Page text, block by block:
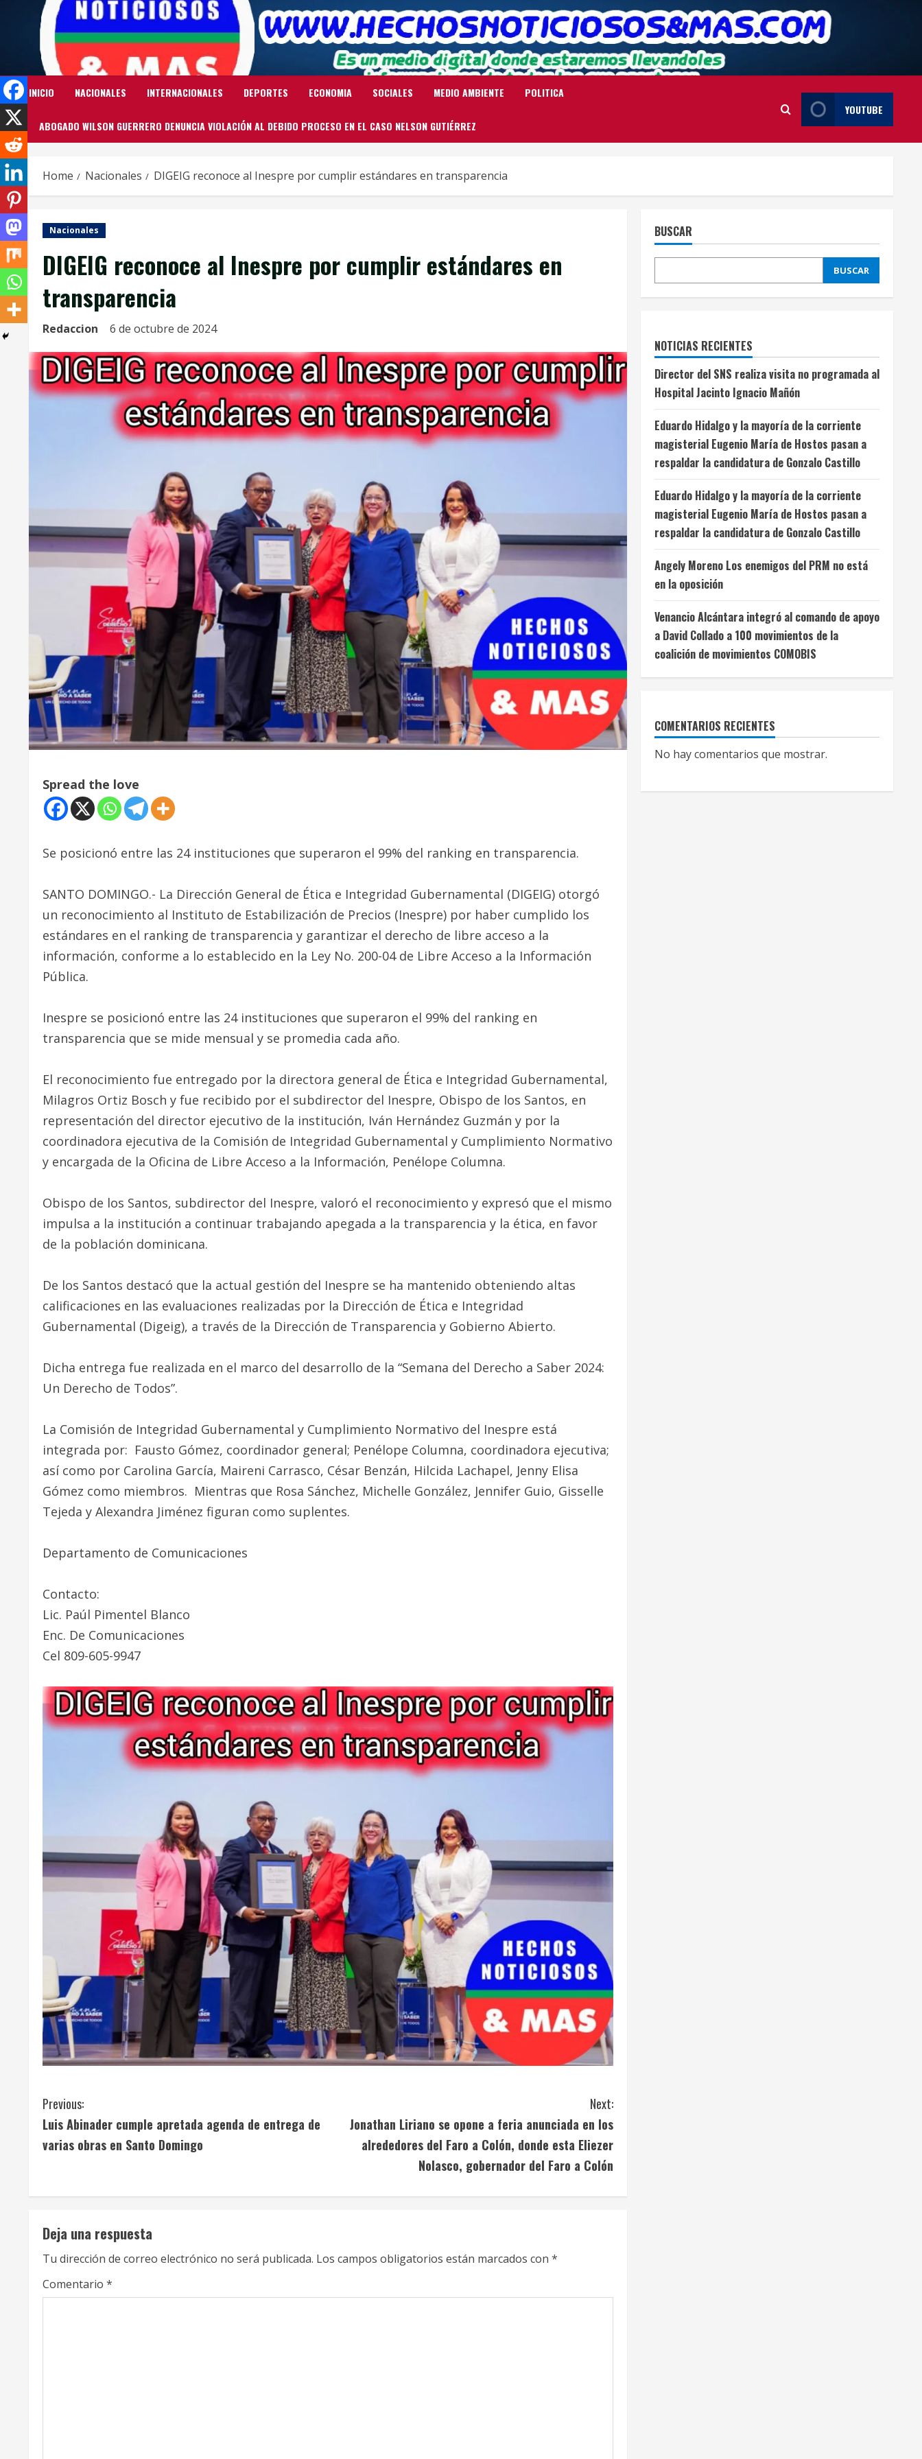
INICIO NACIONALES INTERNACIONALES DEPORTES ECONOMIA SOCIALES MEDIO AMBIENTE POLITICA
ABOGADO WILSON GUERRERO DENUNCIA VIOLACIÓN AL DEBIDO PROCESO EN EL CASO NELSON GUTIÉRREZ
YOUTUBE
Home Nacionales DIGEIG reconoce al Inespre por cumplir estándares en transparencia
Nacionales
DIGEIG reconoce al Inespre por cumplir estándares en
transparencia
Redaccion 6 de octubre de 2024
Spread the love
Se posicionó entre las 24 instituciones que superaron el 99% del ranking en transparencia.
SANTO DOMINGO.- La Dirección General de Ética e Integridad Gubernamental (DIGEIG) otorgó
un reconocimiento al Instituto de Estabilización de Precios (Inespre) por haber cumplido los
estándares en el ranking de transparencia y garantizar el derecho de libre acceso a la
información, conforme a lo establecido en la Ley No. 200-04 de Libre Acceso a la Información
Pública.
Inespre se posicionó entre las 24 instituciones que superaron el 99% del ranking en
transparencia que se mide mensual y se promedia cada año.
El reconocimiento fue entregado por la directora general de Ética e Integridad Gubernamental,
Milagros Ortiz Bosch y fue recibido por el subdirector del Inespre, Obispo de los Santos, en
representación del director ejecutivo de la institución, Iván Hernández Guzmán y por la
coordinadora ejecutiva de la Comisión de Integridad Gubernamental y Cumplimiento Normativo
y encargada de la Oficina de Libre Acceso a la Información, Penélope Columna.
Obispo de los Santos, subdirector del Inespre, valoró el reconocimiento y expresó que el mismo
impulsa a la institución a continuar trabajando apegada a la transparencia y la ética, en favor
de la población dominicana.
De los Santos destacó que la actual gestión del Inespre se ha mantenido obteniendo altas
calificaciones en las evaluaciones realizadas por la Dirección de Ética e Integridad
Gubernamental (Digeig), a través de la Dirección de Transparencia y Gobierno Abierto.
Dicha entrega fue realizada en el marco del desarrollo de la “Semana del Derecho a Saber 2024:
Un Derecho de Todos”.
La Comisión de Integridad Gubernamental y Cumplimiento Normativo del Inespre está
integrada por: Fausto Gómez, coordinador general; Penélope Columna, coordinadora ejecutiva;
así como por Carolina García, Maireni Carrasco, César Benzán, Hilcida Lachapel, Jenny Elisa
Gómez como miembros. Mientras que Rosa Sánchez, Michelle González, Jennifer Guio, Gisselle
Tejeda y Alexandra Jiménez figuran como suplentes.
Departamento de Comunicaciones
Contacto:
Lic. Paúl Pimentel Blanco
Enc. De Comunicaciones
Cel 809-605-9947
C
o
t
i
n
u
e
Previous:
Luis Abinader cumple apretada agenda de entrega de
varias obras en Santo Domingo
Next:
Jonathan Liriano se opone a feria anunciada en los
alrededores del Faro a Colón, donde esta Eliezer
Nolasco, gobernador del Faro a Colón
Deja una respuesta
Tu dirección de correo electrónico no será publicada. Los campos obligatorios están marcados con *
Comentario *
BUSCAR
BUSCAR
NOTICIAS RECIENTES
Director del SNS realiza visita no programada al
Hospital Jacinto Ignacio Mañón
Eduardo Hidalgo y la mayoría de la corriente
magisterial Eugenio María de Hostos pasan a
respaldar la candidatura de Gonzalo Castillo
Eduardo Hidalgo y la mayoría de la corriente
magisterial Eugenio María de Hostos pasan a
respaldar la candidatura de Gonzalo Castillo
Angely Moreno Los enemigos del PRM no está
en la oposición
Venancio Alcántara integró al comando de apoyo
a David Collado a 100 movimientos de la
coalición de movimientos COMOBIS
COMENTARIOS RECIENTES
No hay comentarios que mostrar.